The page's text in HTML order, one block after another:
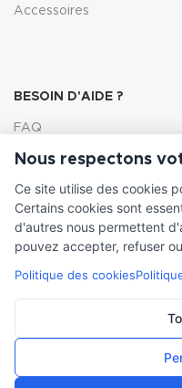
Accessoires
BESOIN D'AIDE ?
FAQ
Lexique
Comment choisir ma
INFORMATIONS LÉGALES
Mentions légales
Nous respectons
Ce site utilise des cookies
Certains cookies sont
d'autres nous permettent
pouvez accepter, refuser
Politique des cookies